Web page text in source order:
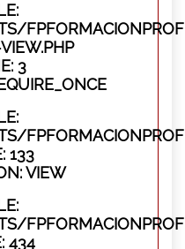
3
133
VIEW
434